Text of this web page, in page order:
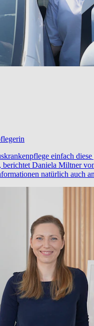
einfach
berichtet Daniela Miltner
natürlich auch